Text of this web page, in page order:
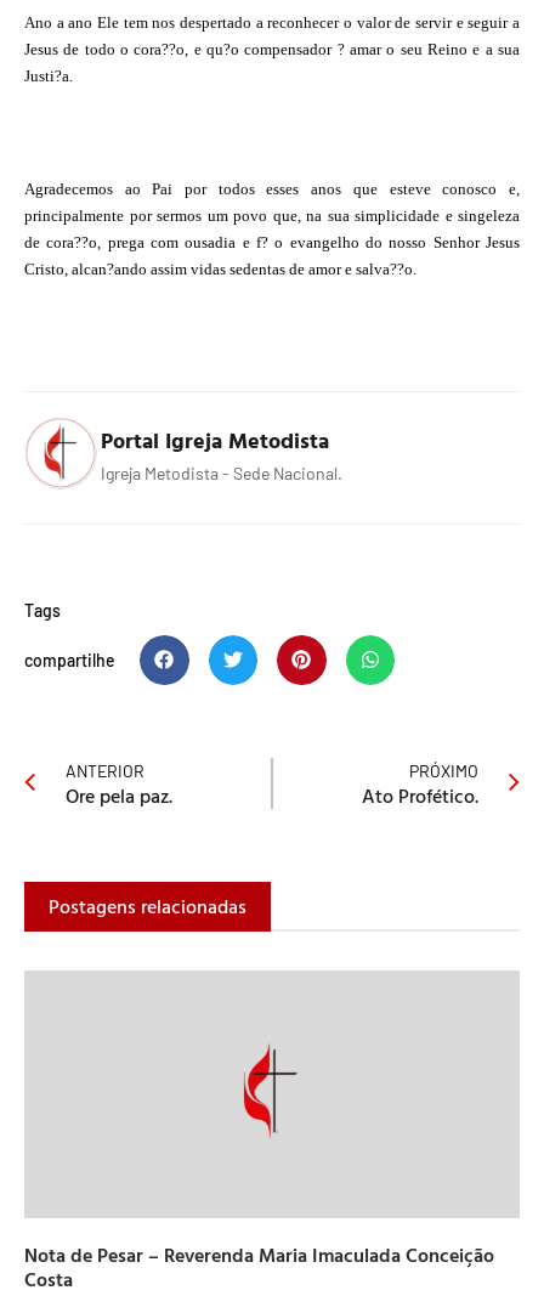
Ano a ano Ele tem nos despertado a reconhecer o valor de servir e seguir a
Jesus de todo o cora??o, e qu?o compensador ? amar o seu Reino e a sua
Justi?a.
Agradecemos ao Pai por todos esses anos que esteve conosco e,
principalmente por sermos um povo que, na sua simplicidade e singeleza
de cora??o, prega com ousadia e f? o evangelho do nosso Senhor Jesus
Cristo, alcan?ando assim vidas sedentas de amor e salva??o.
Portal Igreja Metodista
Igreja Metodista - Sede Nacional.
Tags
compartilhe
ANTERIOR
Ore pela paz.
PRÓXIMO
Ato Profético.
Postagens relacionadas
Nota de Pesar – Reverenda Maria Imaculada Conceição
Costa